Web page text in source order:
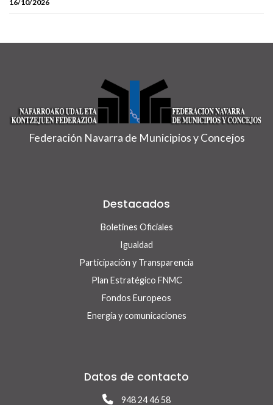
16/10/2026
Federación Navarra de Municipios y Concejos
Destacados
Boletines Oficiales
Igualdad
Participación y Transparencia
Plan Estratégico FNMC
Fondos Europeos
Energía y comunicaciones
Datos de contacto
948 24 46 58